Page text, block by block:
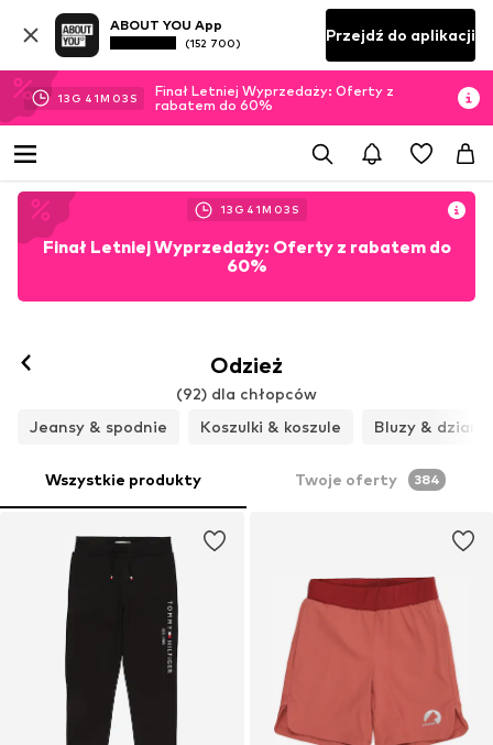
ABOUT YOU App
(152 700) Przejdź do aplikacji
13 G 41M 01 S
Finał Letniej Wyprzedaży: Oferty z
rabatem do 60%
13 G 41M 01 S
Finał Letniej Wyprzedaży: Oferty z rabatem do
60%
Odzież
(92) dla chłopców
Jeansy & spodnie
Koszulki & koszule Bluzy &
Wszystkie produkty Twoje oferty 384